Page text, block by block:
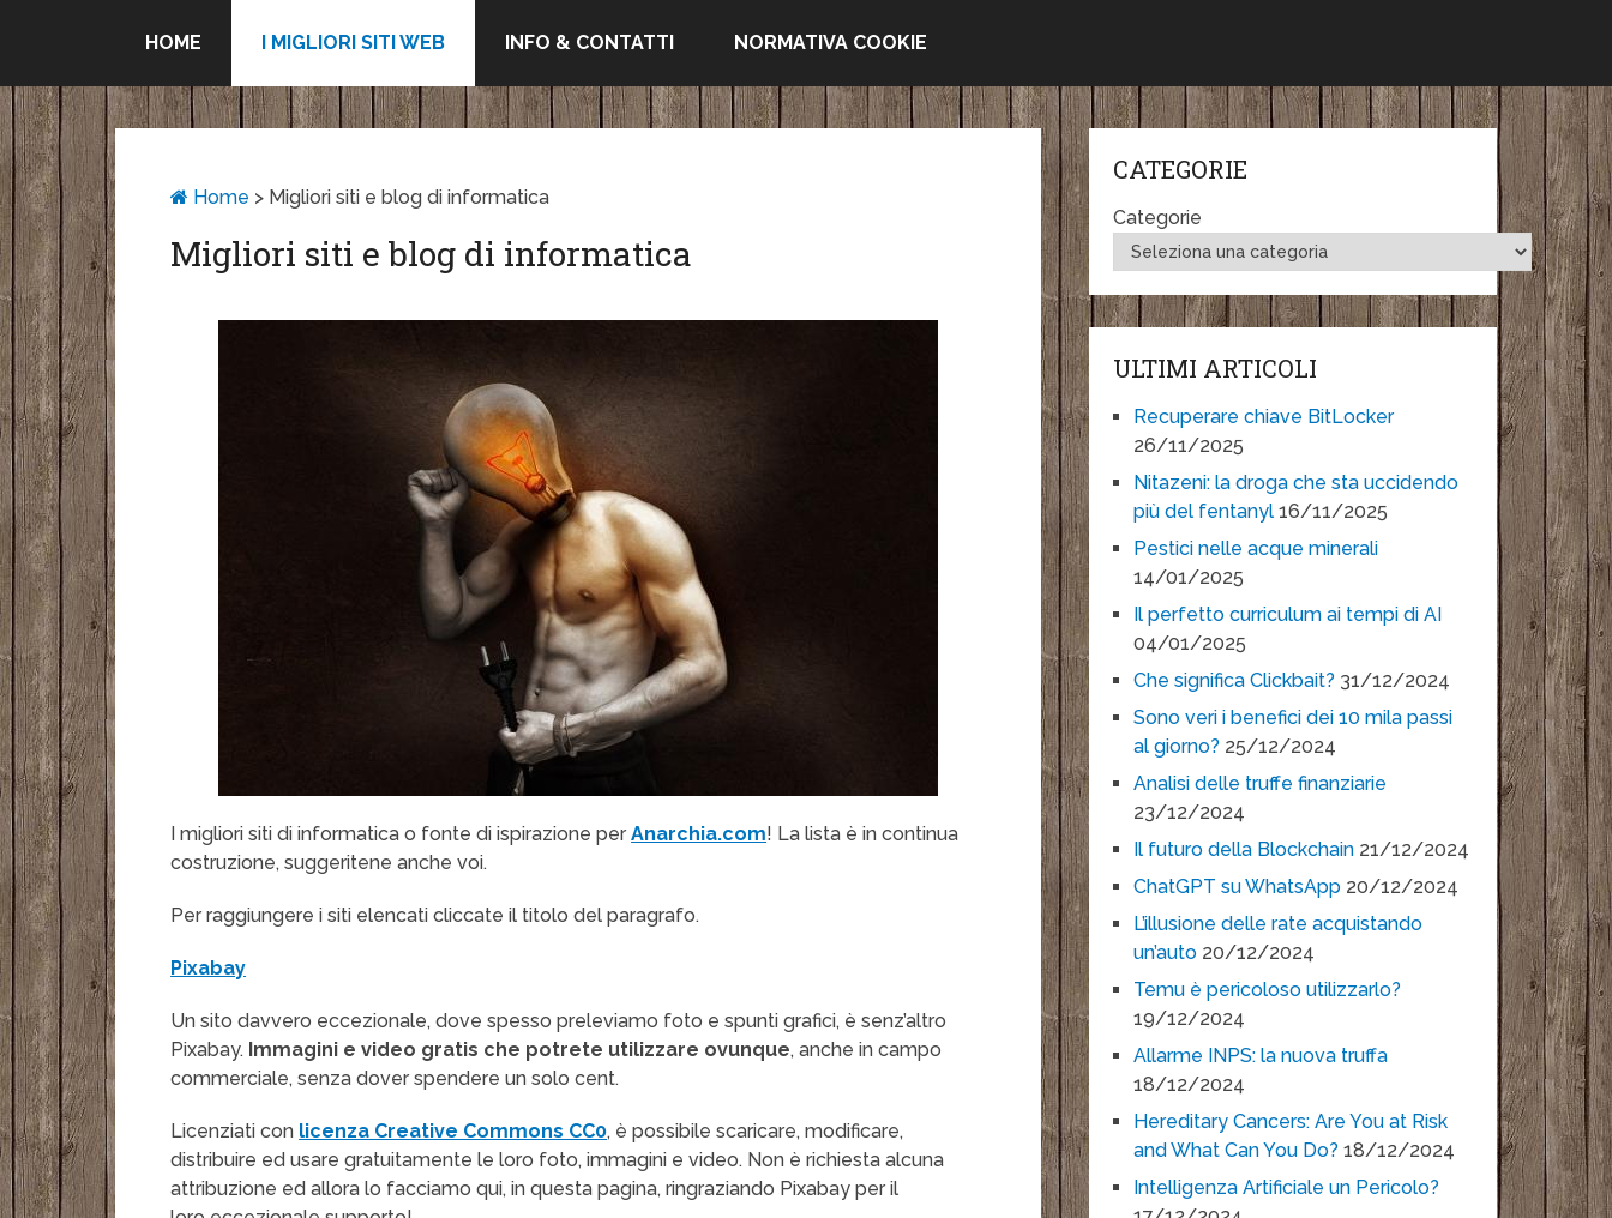
HOME I MIGLIORI SITI WEB INFO & CONTATTI NORMATIVA COOKIE
Home > Migliori siti e blog di informatica
Migliori siti e blog di informatica
I migliori siti di informatica o fonte di ispirazione perAnarchia.com! La lista è in continua
costruzione, suggeritene anche voi.
Per raggiungere i siti elencati cliccate il titolo del paragrafo.
Pixabay
Un sito davvero eccezionale, dove spesso preleviamo foto e spunti grafici, è senz’altro
Pixabay. Immagini e video gratis che potrete utilizzare ovunque, anche in campo
commerciale, senza dover spendere un solo cent.
Licenziati con licenza Creative Commons CC0, è possibile scaricare, modificare,
distribuire ed usare gratuitamente le loro foto, immagini e video. Non è richiesta alcuna
attribuzione ed allora lo facciamo qui, in questa pagina, ringraziando Pixabay per il
CATEGORIE
Categorie
ULTIMI ARTICOLI
Recuperare chiave BitLocker
26/11/2025
Nitazeni: la droga che sta uccidendo
più del fentanyl 16/11/2025
Pestici nelle acque minerali
14/01/2025
Il perfetto curriculum ai tempi di AI
04/01/2025
Che significa Clickbait? 31/12/2024
Sono veri i benefici dei 10 mila passi
al giorno? 25/12/2024
Analisi delle truffe finanziarie
23/12/2024
Il futuro della Blockchain 21/12/2024
ChatGPT su WhatsApp 20/12/2024
L’illusione delle rate acquistando
un’auto 20/12/2024
Temu è pericoloso utilizzarlo?
19/12/2024
Allarme INPS: la nuova truffa
18/12/2024
Hereditary Cancers: Are You at Risk
and What Can You Do? 18/12/2024
Intelligenza Artificiale un Pericolo?